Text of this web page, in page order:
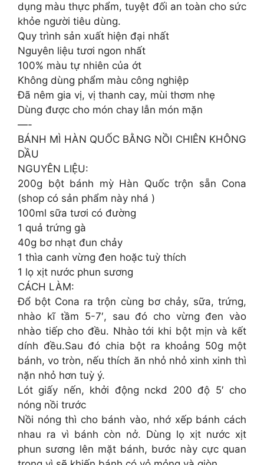
dụng màu thực phẩm, tuyệt đối an toàn cho sức
khỏe người tiêu dùng.
Quy trình sản xuất hiện đại nhất
Nguyên liệu tươi ngon nhất
100% màu tự nhiên của ớt
Không dùng phẩm màu công nghiệp
Đã nêm gia vị, vị thanh cay, mùi thơm nhẹ
Dùng được cho món chay lẫn món mặn
—-
BÁNH MÌ HÀN QUỐC BẰNG NỒI CHIÊN KHÔNG
DẦU
NGUYÊN LIỆU:
200g bột bánh mỳ Hàn Quốc trộn sẵn Cona
(shop có sản phẩm này nhá )
100ml sữa tươi có đường
1 quả trứng gà
40g bơ nhạt đun chảy
1 thìa canh vừng đen hoặc tuỳ thích
1 lọ xịt nước phun sương
CÁCH LÀM:
Đổ bột Cona ra trộn cùng bơ chảy, sữa, trứng,
nhào kĩ tầm 5-7′, sau đó cho vừng đen vào
nhào tiếp cho đều. Nhào tới khi bột mịn và kết
dính đều.Sau đó chia bột ra khoảng 50g một
bánh, vo tròn, nếu thích ăn nhỏ nhỏ xinh xinh thì
nặn nhỏ hơn tuỳ ý.
Lót giấy nến, khởi động nckd 200 độ 5′ cho
nóng nồi trước
Nồi nóng thì cho bánh vào, nhớ xếp bánh cách
nhau ra vì bánh còn nở. Dùng lọ xịt nước xịt
phun sương lên mặt bánh, bước này cực quan